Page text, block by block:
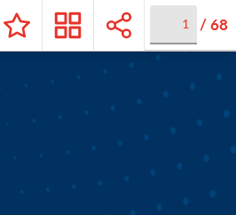
et revêtements muraux ! /68